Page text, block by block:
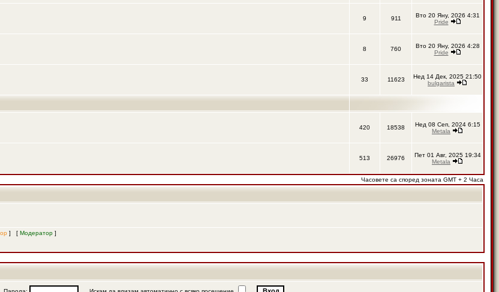
9 911
Вто 20 Яну, 2026 4:31
Pride
8 760
Вто 20 Яну, 2026 4:28
Pride
33 11623
Нед 14 Дек, 2025 21:50
bulgarista
420 18538
Нед 08 Сеп, 2024 6:15
Metala
513 26976
Пет 01 Авг, 2025 19:34
Metala
Часовете са според зоната GMT + 2 Часа
] [ Модератор ]